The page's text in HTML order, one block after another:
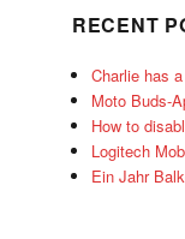
RECENT
Charlie has
Moto Buds-
How to
Logitech
Ein Jahr